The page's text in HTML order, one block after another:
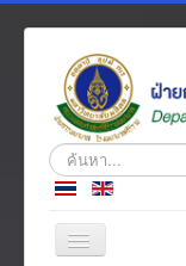
ค้นหา...
สลับ